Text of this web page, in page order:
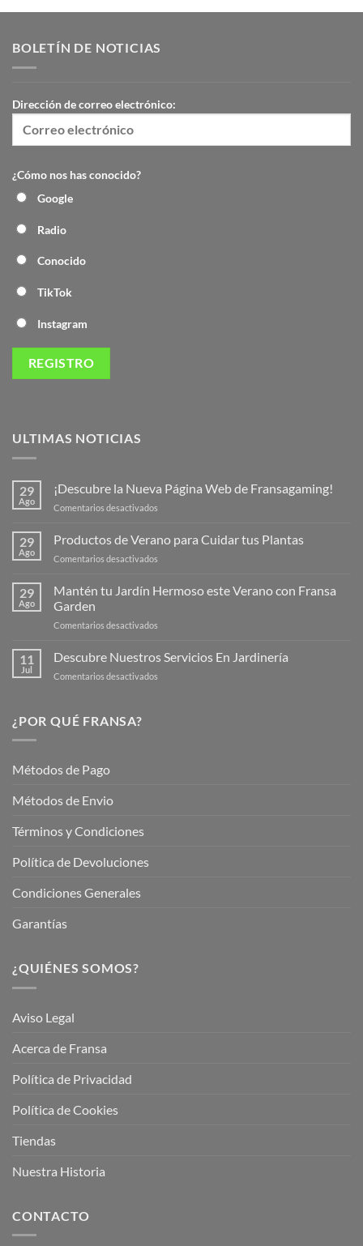
BOLETÍN DE NOTICIAS
Dirección de correo electrónico:
¿Cómo nos has conocido?
Google
Radio
Conocido
TikTok
Instagram
ULTIMAS NOTICIAS
29
Ago
¡Descubre la Nueva Página Web de Fransagaming!
Comentarios desactivados
Nueva
de
29
Ago
Productos de Verano para Cuidar tus Plantas
Comentarios desactivados
de
Verano
Plantas
29
Ago
Mantén tu Jardín Hermoso este Verano con Fransa
Garden
Comentarios desactivados
tu
Jardín
11
Jul
Descubre Nuestros Servicios En Jardinería
Comentarios desactivados
¿POR QUÉ FRANSA?
Métodos de Pago
Métodos de Envio
Términos y Condiciones
Política de Devoluciones
Condiciones Generales
Garantías
¿QUIÉNES SOMOS?
Aviso Legal
Acerca de Fransa
Política de Privacidad
Política de Cookies
Tiendas
Nuestra Historia
CONTACTO